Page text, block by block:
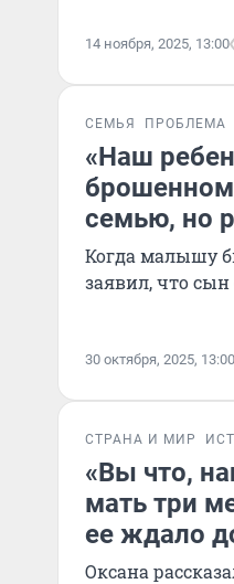
14 ноября, 2025, 13:00
СЕМЬЯ ПРОБЛЕМА
«Наш
семью, но
Когда малышу
заявил, что
30 октября, 2025, 13:00
СТРАНА И МИР
«Вы что,
мать три
ее ждало
Оксана